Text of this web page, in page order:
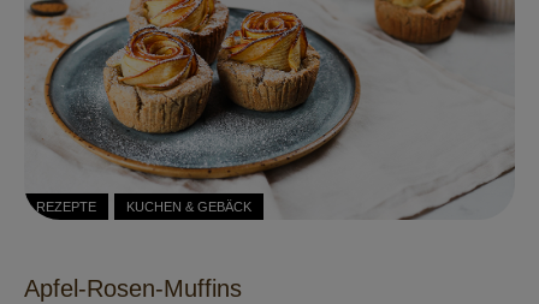
REZEPTE KUCHEN & GEBÄCK
Apfel-Rosen-Muffins